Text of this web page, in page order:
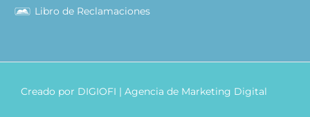
Libro de Reclamaciones
Creado por DIGIOFI | Agencia de Marketing Digital